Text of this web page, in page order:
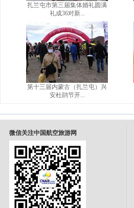
扎兰屯市第三届集体婚礼圆满
礼成36对新...
第十三届内蒙古（扎兰屯）兴
安杜鹃节开...
微信关注中国航空旅游网